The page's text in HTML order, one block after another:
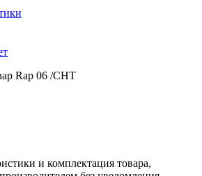
Rap 06 /CHT
и комплектация товара,